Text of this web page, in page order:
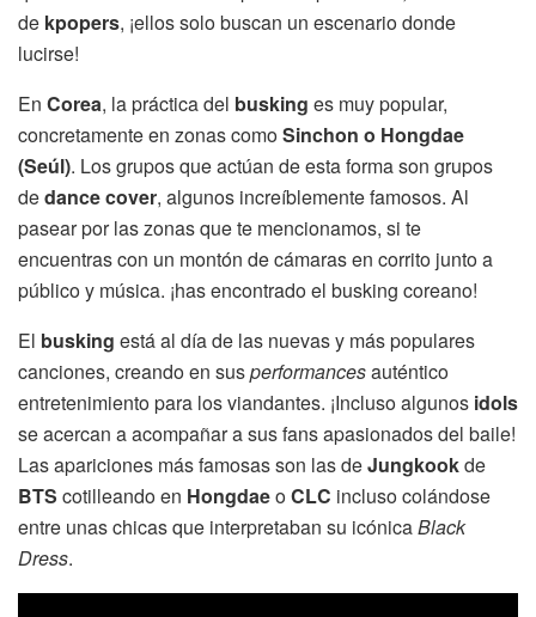
de kpopers, ¡ellos solo buscan un escenario donde
lucirse!
En Corea, la práctica del busking es muy popular,
concretamente en zonas comoSinchon o Hongdae
(Seúl). Los grupos que actúan de esta forma son grupos
dedance cover, algunos increíblemente famosos. Al
pasear por las zonas que te mencionamos, si te
encuentras con un montón de cámaras en corrito junto a
público y música. ¡has encontrado el busking coreano!
El busking está al día de las nuevas y más populares
canciones, creando en susperformancesauténtico
entretenimiento para los viandantes. ¡Incluso algunos idols
se acercan a acompañar a sus fans apasionados del baile!
Las apariciones más famosas son las deJungkookde
BTS cotilleando en HongdaeoCLC incluso colándose
entre unas chicas que interpretaban su icónicaBlack
Dress.